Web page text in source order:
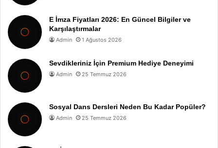
E İmza Fiyatları 2026: En Güncel Bilgiler ve
Karşılaştırmalar
Admin 1 Ağustos 2026
Sevdikleriniz İçin Premium Hediye Deneyimi
Admin 25 Temmuz 2026
Sosyal Dans Dersleri Neden Bu Kadar Popüler?
Admin 25 Temmuz 2026